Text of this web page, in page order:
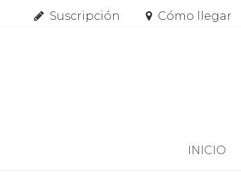
Suscripción Cómo llegar
INICIO